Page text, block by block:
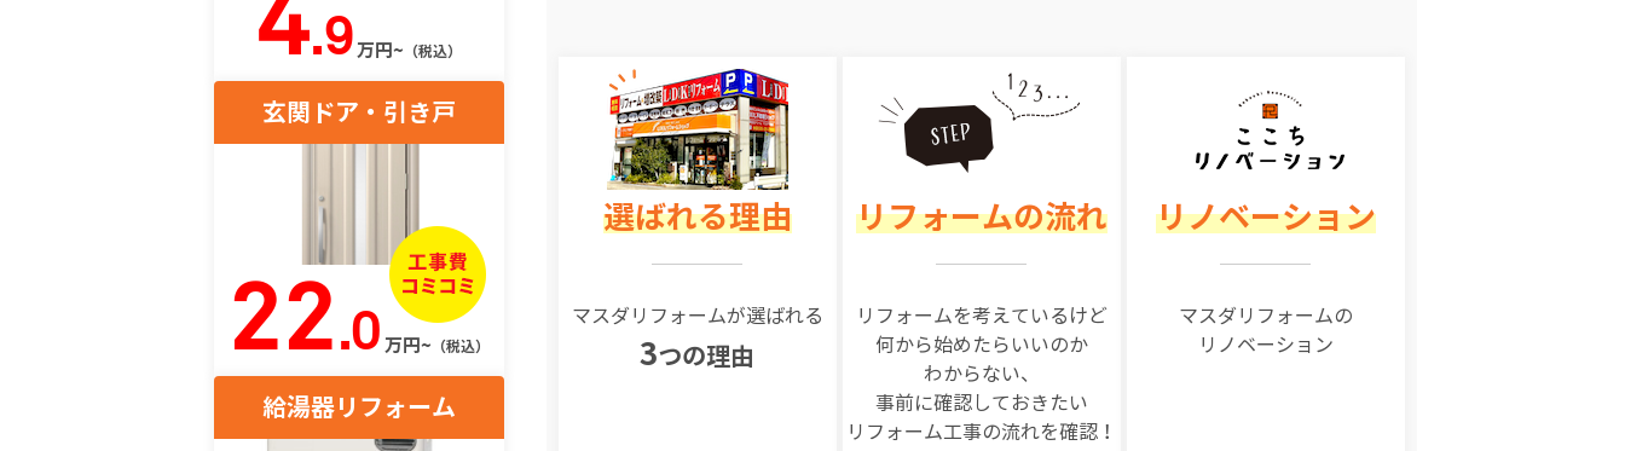
選ばれる理由
マスダリフォームが選ばれる
3つの理由
リフォームの流れ
リフォームを考えているけど
何から始めたらいいのか
わからない、
事前に確認しておきたい
リフォーム工事の流れを確認！
リノベーション
マスダリフォームの
リノベーション
.9万円~ （税込）
玄関ドア・引き戸
22.0 万円~ （税込）
給湯器リフォーム